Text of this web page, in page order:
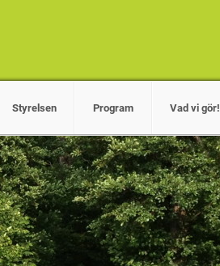
Styrelsen Program Vad vi gör!